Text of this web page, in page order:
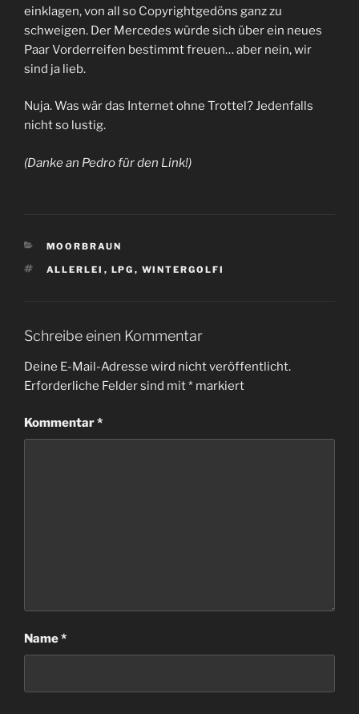
einklagen, von all so Copyrightgedöns ganz zu
schweigen. Der Mercedes würde sich über ein neues
Paar Vorderreifen bestimmt freuen… aber nein, wir
sind ja lieb.
Nuja. Was wär das Internet ohne Trottel? Jedenfalls
nicht so lustig.
(Danke an Pedro für den Link!)
KATEGORIEN
MOORBRAUN
SCHLAGWÖRTER
ALLERLEI , LPG , WINTERGOLFI
Schreibe einen Kommentar
Deine E-Mail-Adresse wird nicht veröffentlicht.
Erforderliche Felder sind mit* markiert
Kommentar*
Name*